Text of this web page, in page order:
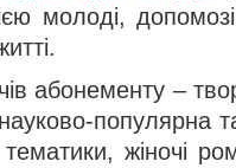
молоді,
абонементу –
популярна
тематики, жіночі